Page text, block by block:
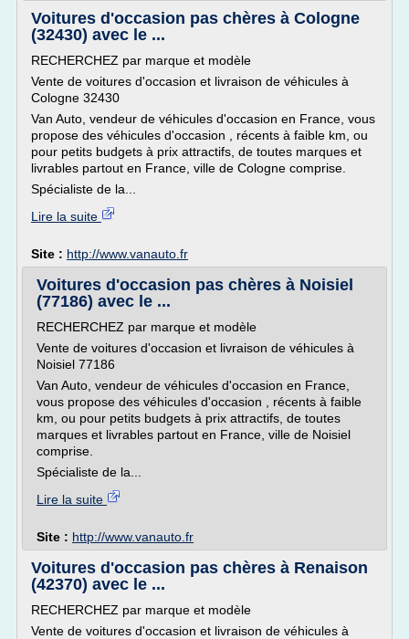
Voitures d'occasion pas chères à Cologne
(32430) avec le ...
RECHERCHEZ par marque et modèle
Vente de voitures d'occasion et livraison de véhicules à
Cologne 32430
Van Auto, vendeur de véhicules d'occasion en France, vous
propose des véhicules d'occasion , récents à faible km, ou
pour petits budgets à prix attractifs, de toutes marques et
livrables partout en France, ville de Cologne comprise.
Spécialiste de la...
Lire la suite
Site : http://www.vanauto.fr
Voitures d'occasion pas chères à Noisiel
(77186) avec le ...
RECHERCHEZ par marque et modèle
Vente de voitures d'occasion et livraison de véhicules à
Noisiel 77186
Van Auto, vendeur de véhicules d'occasion en France,
vous propose des véhicules d'occasion , récents à faible
km, ou pour petits budgets à prix attractifs, de toutes
marques et livrables partout en France, ville de Noisiel
comprise.
Spécialiste de la...
Lire la suite
Site : http://www.vanauto.fr
Voitures d'occasion pas chères à Renaison
(42370) avec le ...
RECHERCHEZ par marque et modèle
Vente de voitures d'occasion et livraison de véhicules à